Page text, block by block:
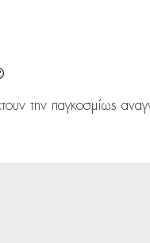
την παγκοσμίως